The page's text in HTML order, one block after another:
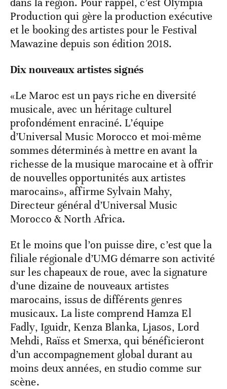
Production qui gère la production exécutive
et le booking des artistes pour le Festival
Mawazine depuis son édition 2018.
Dix nouveaux artistes signés
«Le Maroc est un pays riche en diversité
musicale, avec un héritage culturel
profondément enraciné. L’équipe
d’Universal Music Morocco et moi-même
sommes déterminés à mettre en avant la
richesse de la musique marocaine et à offrir
de nouvelles opportunités aux artistes
marocains», affirme Sylvain Mahy,
Directeur général d’Universal Music
Morocco & North Africa.
Et le moins que l’on puisse dire, c’est que la
filiale régionale d’UMG démarre son activité
sur les chapeaux de roue, avec la signature
d’une dizaine de nouveaux artistes
marocains, issus de différents genres
musicaux. La liste comprend Hamza El
Fadly, Iguidr, Kenza Blanka, Ljasos, Lord
Mehdi, Raïss et Smerxa, qui bénéficieront
d’un accompagnement global durant au
moins deux années, en studio comme sur
scène.